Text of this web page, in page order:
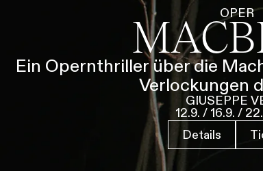
n
g
s
a
u
w
a
h
OPER
Ein Opernthriller über die
Verlockungen
GIUSEPPE
12.9. / 16.9. /
Details